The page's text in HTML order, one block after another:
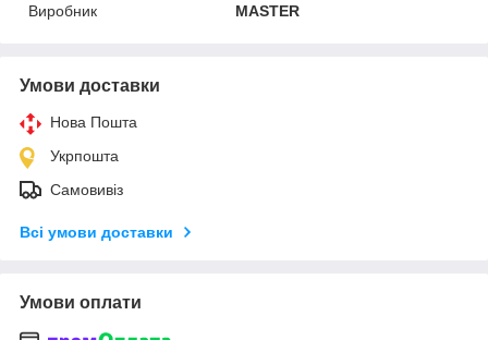
Виробник
MASTER
Умови доставки
Нова Пошта
Укрпошта
Самовивіз
Всі умови доставки
Умови оплати